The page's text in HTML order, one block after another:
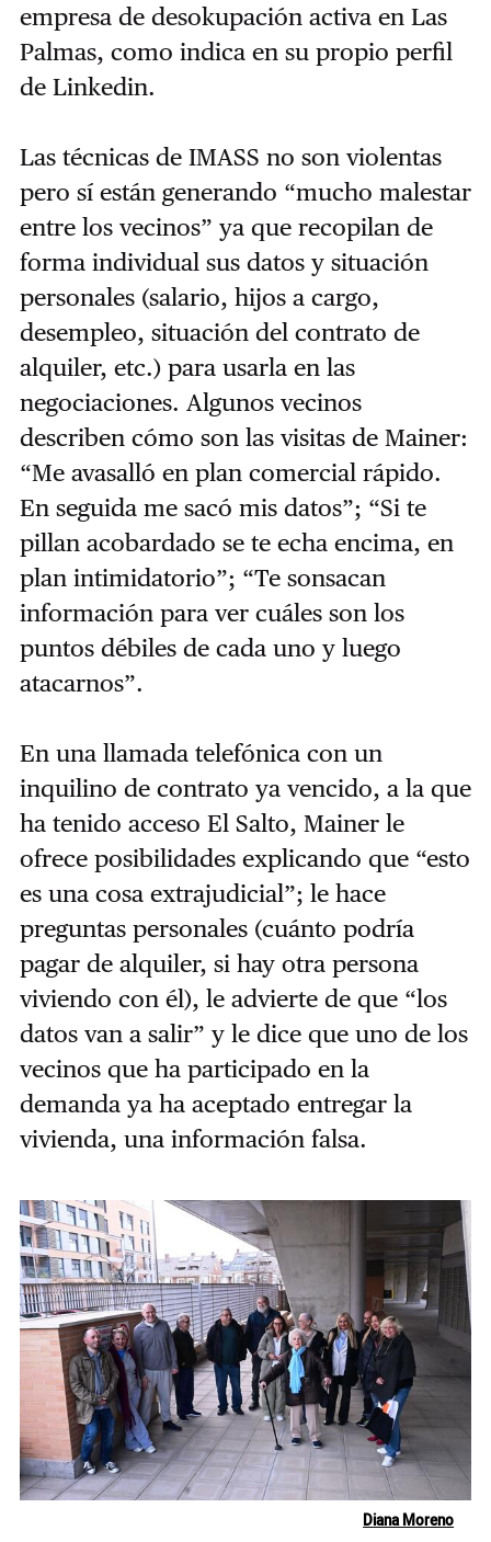
empresa de desokupación activa en Las
Palmas, como indica en su propio perfil
de Linkedin.
Las técnicas de IMASS no son violentas
pero sí están generando “mucho malestar
entre los vecinos” ya que recopilan de
forma individual sus datos y situación
personales (salario, hijos a cargo,
desempleo, situación del contrato de
alquiler, etc.) para usarla en las
negociaciones. Algunos vecinos
describen cómo son las visitas de Mainer:
“Me avasalló en plan comercial rápido.
En seguida me sacó mis datos”; “Si te
pillan acobardado se te echa encima, en
plan intimidatorio”; “Te sonsacan
información para ver cuáles son los
puntos débiles de cada uno y luego
atacarnos”.
En una llamada telefónica con un
inquilino de contrato ya vencido, a la que
ha tenido acceso El Salto, Mainer le
ofrece posibilidades explicando que “esto
es una cosa extrajudicial”; le hace
preguntas personales (cuánto podría
pagar de alquiler, si hay otra persona
viviendo con él), le advierte de que “los
datos van a salir” y le dice que uno de los
vecinos que ha participado en la
demanda ya ha aceptado entregar la
vivienda, una información falsa.
Diana Moreno